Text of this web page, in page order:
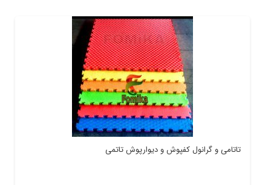
تاتامی و گرانول کفپوش و دیوارپوش تاتمی